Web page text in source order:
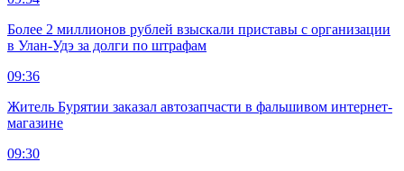
Более 2 миллионов рублей взыскали приставы с организации
в Улан-Удэ за долги по штрафам
09:36
Житель Бурятии заказал автозапчасти в фальшивом интернет-
магазине
09:30